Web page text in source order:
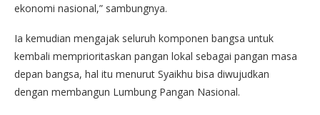
ekonomi nasional,” sambungnya.
Ia kemudian mengajak seluruh komponen bangsa untuk
kembali memprioritaskan pangan lokal sebagai pangan masa
depan bangsa, hal itu menurut Syaikhu bisa diwujudkan
dengan membangun Lumbung Pangan Nasional.